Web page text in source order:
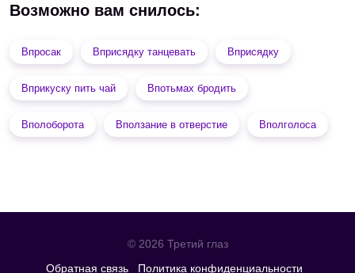
Возможно вам снилось:
Впросак Вприсядку танцевать Вприсядку
Вприкуску пить чай Впотьмах бродить
Вполоборота Вползание в отверстие Вполголоса
© 2026 Третий глаз
Обратная связь
Политика конфиденциальности